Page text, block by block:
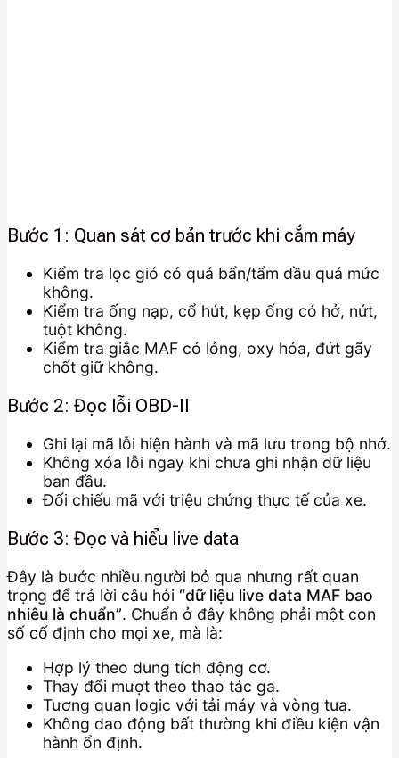
Bước 1: Quan sát cơ bản trước khi cắm máy
Kiểm tra lọc gió có quá bẩn/tẩm dầu quá mức
không.
Kiểm tra ống nạp, cổ hút, kẹp ống có hở, nứt,
tuột không.
Kiểm tra giắc MAF có lỏng, oxy hóa, đứt gãy
chốt giữ không.
Bước 2: Đọc lỗi OBD-II
Ghi lại mã lỗi hiện hành và mã lưu trong bộ nhớ.
Không xóa lỗi ngay khi chưa ghi nhận dữ liệu
ban đầu.
Đối chiếu mã với triệu chứng thực tế của xe.
Bước 3: Đọc và hiểu live data
Đây là bước nhiều người bỏ qua nhưng rất quan
trọng để trả lời câu hỏi “dữ liệu live data MAF bao
nhiêu là chuẩn”. Chuẩn ở đây không phải một con
số cố định cho mọi xe, mà là:
Hợp lý theo dung tích động cơ.
Thay đổi mượt theo thao tác ga.
Tương quan logic với tải máy và vòng tua.
Không dao động bất thường khi điều kiện vận
hành ổn định.